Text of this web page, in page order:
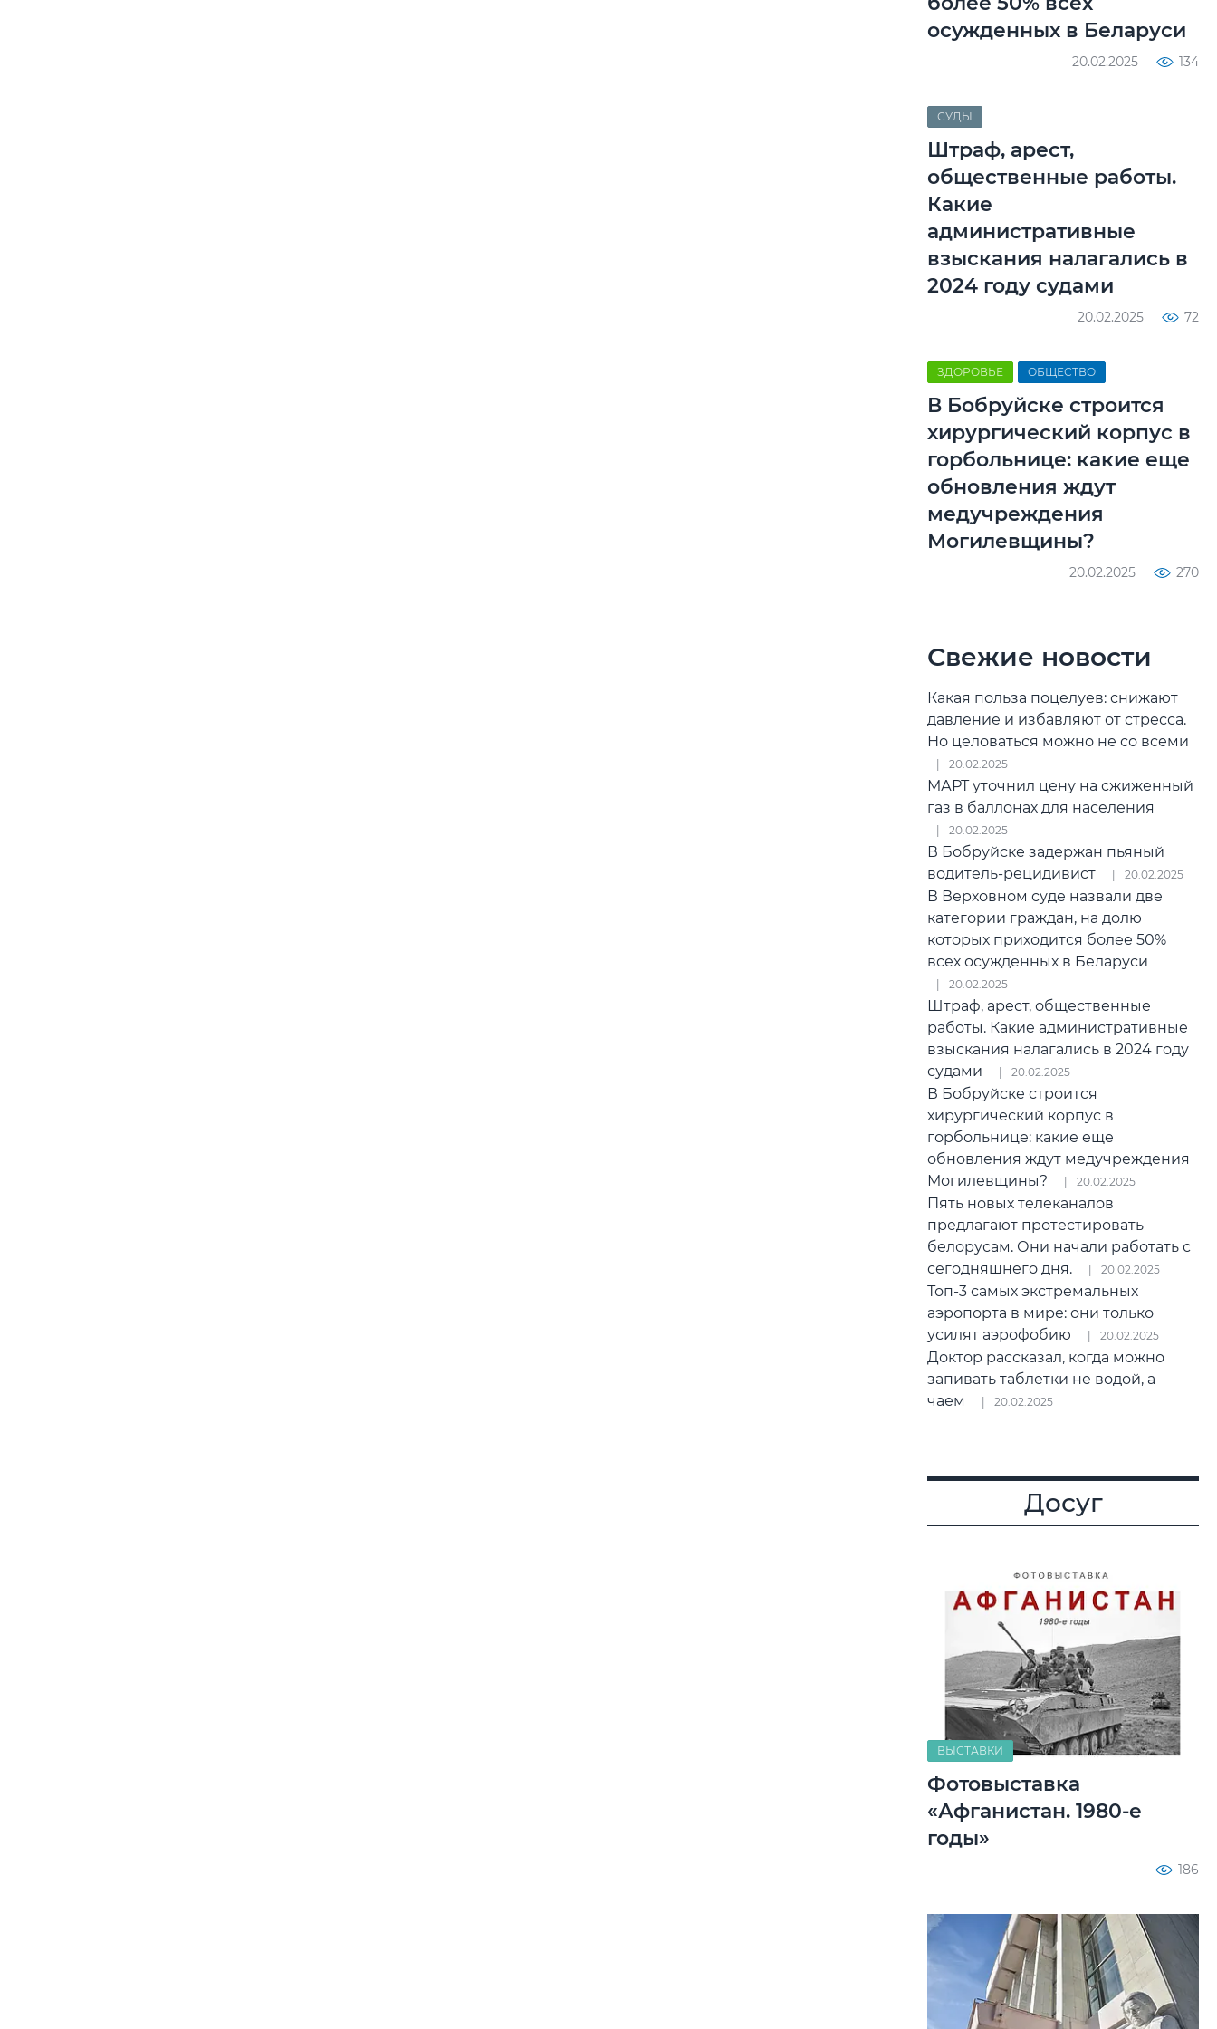
осужденных в Беларуси
20.02.2025 134
СУДЫ
Штраф, арест,
общественные работы.
Какие
административные
взыскания налагались в
2024 году судами
20.02.2025 72
ЗДОРОВЬЕ ОБЩЕСТВО
В Бобруйске строится
хирургический корпус в
горбольнице: какие еще
обновления ждут
медучреждения
Могилевщины?
20.02.2025 270
Свежие новости
Какая польза поцелуев: снижают
давление и избавляют от стресса.
Но целоваться можно не со всеми
20.02.2025
МАРТ уточнил цену на сжиженный
газ в баллонах для населения
20.02.2025
В Бобруйске задержан пьяный
водитель-рецидивист
20.02.2025
В Верховном суде назвали две
категории граждан, на долю
которых приходится более 50%
всех осужденных в Беларуси
20.02.2025
Штраф, арест, общественные
работы. Какие административные
взыскания налагались в 2024 году
судами
20.02.2025
В Бобруйске строится
хирургический корпус в
горбольнице: какие еще
обновления ждут медучреждения
Могилевщины?
20.02.2025
Пять новых телеканалов
предлагают протестировать
белорусам. Они начали работать с
сегодняшнего дня.
20.02.2025
Топ-3 самых экстремальных
аэропорта в мире: они только
усилят аэрофобию
20.02.2025
Доктор рассказал, когда можно
запивать таблетки не водой, а
чаем
20.02.2025
Досуг
ВЫСТАВКИ
Фотовыставка
«Афганистан. 1980-е
годы»
186